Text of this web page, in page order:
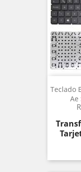
Teclado
Ae
Precio